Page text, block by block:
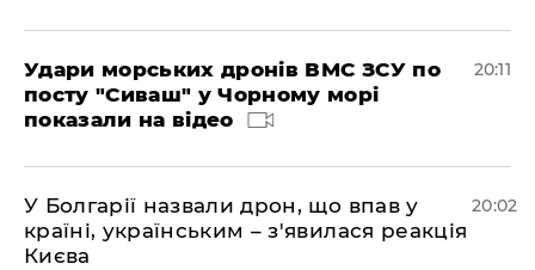
Удари морських дронів ВМС ЗСУ по
посту "Сиваш" у Чорному морі
показали на відео
20:11
У Болгарії назвали дрон, що впав у
країні, українським – з'явилася реакція
Києва
20:02